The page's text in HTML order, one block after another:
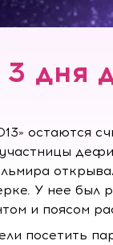
дня
остаются
участницы
У нее был
и поясом
посетить